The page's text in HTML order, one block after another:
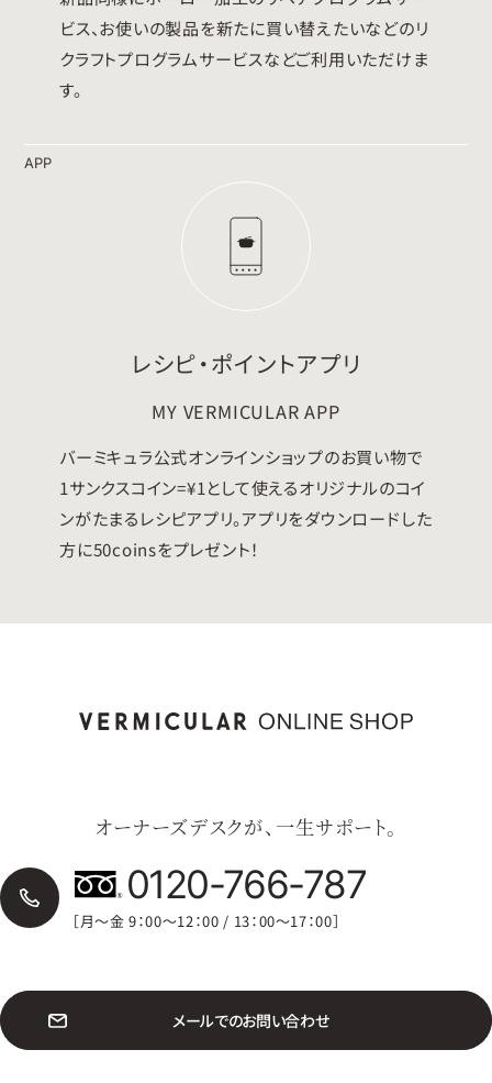
ビス、お使いの製品を新たに買い替えたいなどのリ
クラフトプログラムサービスなどご利用いただけま
す。
APP
レシピ・ポイントアプリ
MY VERMICULAR APP
バーミキュラ公式オンラインショップのお買い物で
1サンクスコイン=¥1として使えるオリジナルのコイ
ンがたまるレシピアプリ。アプリをダウンロードした
方に50coinsをプレゼント！
オーナーズデスクが、一生サポート。
0120-766-787
［月〜金 9：00〜12：00 / 13：00〜17：00］
メールでのお問い合わせ